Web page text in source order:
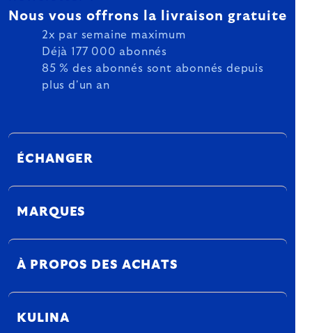
Nous vous offrons la livraison gratuite
2x par semaine maximum
Déjà 177 000 abonnés
85 % des abonnés sont abonnés depuis
plus d'un an
ÉCHANGER
MARQUES
À PROPOS DES ACHATS
KULINA